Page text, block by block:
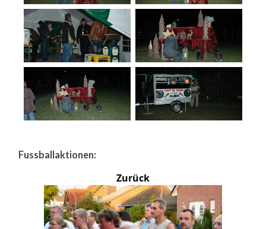
Fussballaktionen:
Zurück